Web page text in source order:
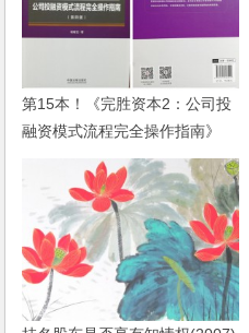
第15本！《完胜资本2：公司投
融资模式流程完全操作指南》
（第四版）出版